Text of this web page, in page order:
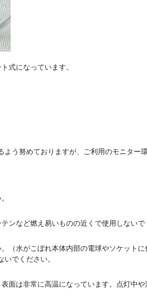
式になっています。
う努めておりますが、ご利用のモニター
ンなど燃え易いものの近くで使用しないで
（水がこぼれ本体内部の電球やソケットに
でください。
面は非常に高温になっています。点灯中や